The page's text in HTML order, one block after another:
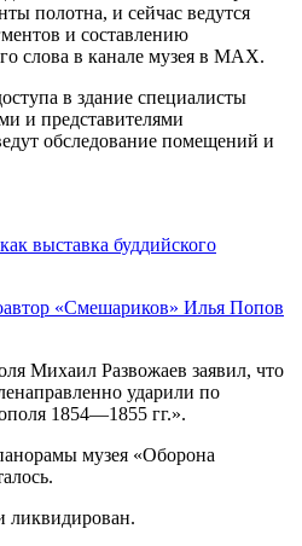
полотна, и сейчас ведутся
и составлению
слова в канале музея в MAX.
в здание специалисты
и представителями
обследование помещений и
выставка буддийского
«Смешариков» Илья Попов
Михаил Развожаев заявил, что
ударили по
1854—1855 гг.».
музея «Оборона
ликвидирован.